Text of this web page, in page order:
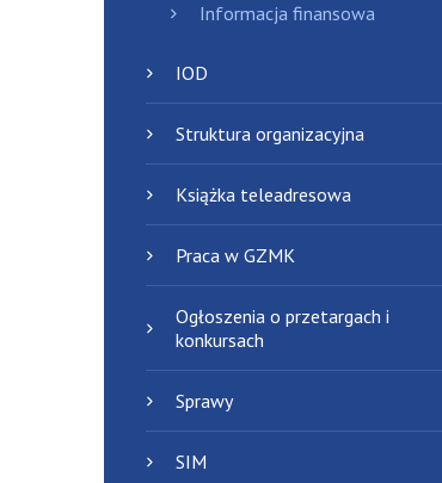
Informacja finansowa
IOD
Struktura organizacyjna
Książka teleadresowa
Praca w GZMK
Ogłoszenia o przetargach i
konkursach
Sprawy
SIM